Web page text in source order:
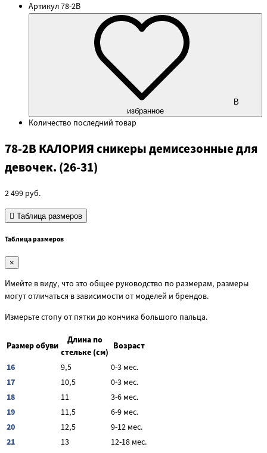
Артикул78-2B
В
избранное
Количество последний товар
78-2B КАЛОРИЯ сникеры демисезонные для
девочек. (26-31)
2 499 руб.
Таблица размеров
Таблица размеров
×
Имейте в виду, что это общее руководство по размерам, размеры
могут отличаться в зависимости от моделей и брендов.
Измерьте стопу от пятки до кончика большого пальца.
Размер обуви
Длина по
стельке (см)
Возраст
16
9,5
0-3 мес.
17
10,5
0-3 мес.
18
11
3-6 мес.
19
11,5
6-9 мес.
20
12,5
9-12 мес.
21
13
12-18 мес.